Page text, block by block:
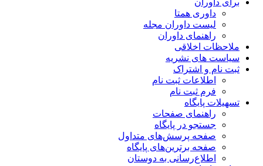
مجله
متداول
پایگاه
به دوستان